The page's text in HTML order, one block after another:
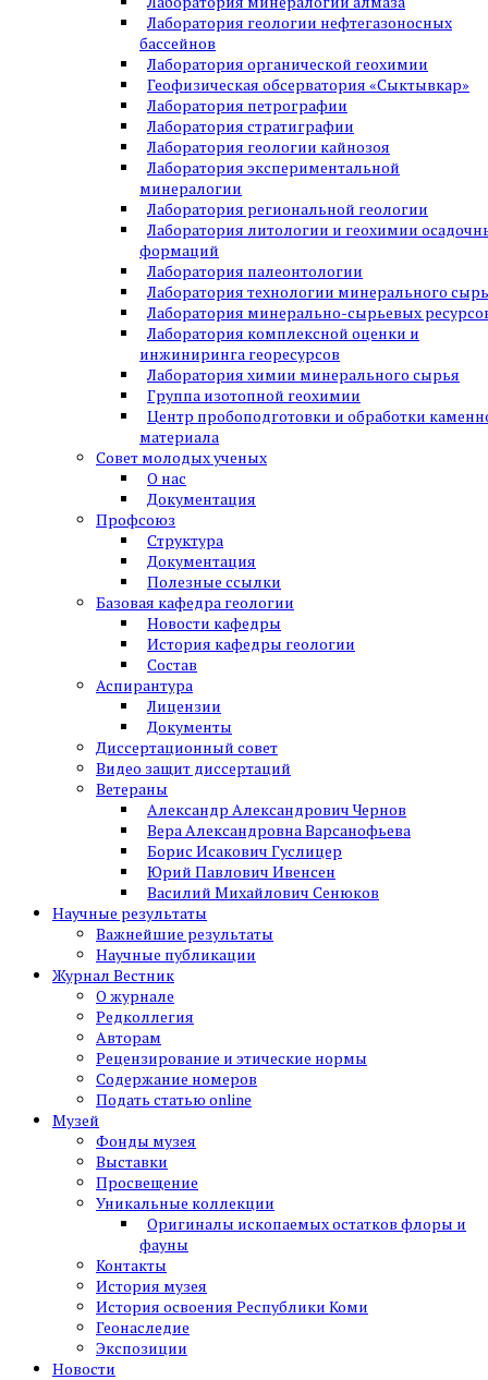
Лаборатория геологии нефтегазоносных
бассейнов
Лаборатория органической геохимии
Геофизическая обсерватория «Сыктывкар»
Лаборатория петрографии
Лаборатория стратиграфии
Лаборатория геологии кайнозоя
Лаборатория экспериментальной
минералогии
Лаборатория региональной геологии
Лаборатория литологии и геохимии
формаций
Лаборатория палеонтологии
Лаборатория технологии минерального
Лаборатория минерально-сырьевых
Лаборатория комплексной оценки и
инжиниринга георесурсов
Лаборатория химии минерального сырья
Группа изотопной геохимии
Центр пробоподготовки и обработки
материала
Совет молодых ученых
О нас
Документация
Профсоюз
Структура
Документация
Полезные ссылки
Базовая кафедра геологии
Новости кафедры
История кафедры геологии
Состав
Аспирантура
Лицензии
Документы
Диссертационный совет
Видео защит диссертаций
Ветераны
Александр Александрович Чернов
Вера Александровна Варсанофьева
Борис Исакович Гуслицер
Юрий Павлович Ивенсен
Василий Михайлович Сенюков
Научные результаты
Важнейшие результаты
Научные публикации
Журнал Вестник
О журнале
Редколлегия
Авторам
Рецензирование и этические нормы
Содержание номеров
Подать статью online
Музей
Фонды музея
Выставки
Просвещение
Уникальные коллекции
Оригиналы ископаемых остатков флоры и
фауны
Контакты
История музея
История освоения Республики Коми
Геонаследие
Экспозиции
Новости